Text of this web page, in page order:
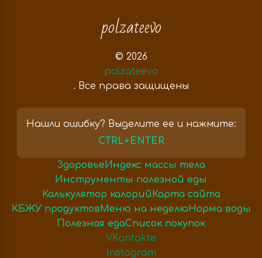
polzateevo
© 2026
polzateevo
. Все права защищены
Нашли ошибку? Выделите ее и нажмите:
CTRL+ENTER
Здоровье Индекс массы тела
Инструменты полезной еды
Калькулятор калорий Карта сайта
КБЖУ продуктов Меню на неделю Норма воды
Полезная едаСписок покупок
VKontakte
Instagram